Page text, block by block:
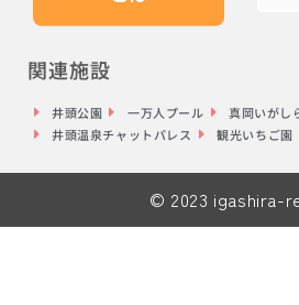
関連施設
井頭公園 一万人プール
真岡いが
井頭温泉チャットパレス
観光いちご園
© 2023 igashira-